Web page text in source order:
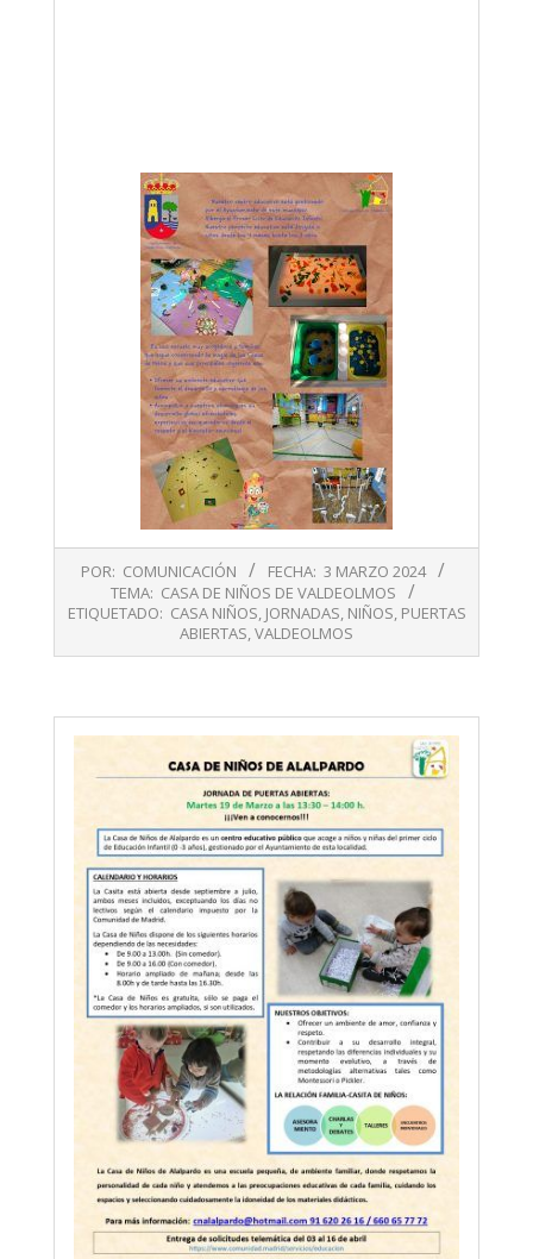
03
POR: COMUNICACIÓN FECHA: 3 MARZO 2024
TEMA: CASA DE NIÑOS DE VALDEOLMOS
ETIQUETADO: CASA NIÑOS, JORNADAS, NIÑOS, PUERTAS
ABIERTAS,VALDEOLMOS